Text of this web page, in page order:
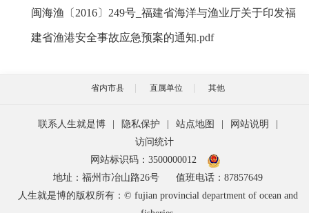
闽海渔〔2016〕249号_福建省海洋与渔业厅关于印发福
建省渔港安全事故应急预案的通知.pdf
省内市县 直属单位 其他
联系人生就是博 隐私保护 站点地图 网站说明
访问统计
网站标识码：3500000012
地址：福州市冶山路26号
值班电话：87857649
人生就是博的版权所有：© fujian provincial department of ocean and